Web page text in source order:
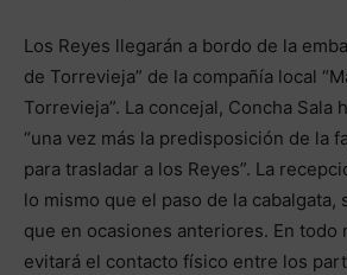
Los Reyes llegarán a bordo de la
de Torrevieja” de la compañía local
Torrevieja”. La concejal, Concha Sala
“una vez más la predisposición de la
para trasladar a los Reyes”. La
lo mismo que el paso de la cabalgata,
que en ocasiones anteriores. En todo
evitará el contacto físico entre los